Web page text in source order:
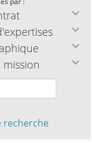
recherche